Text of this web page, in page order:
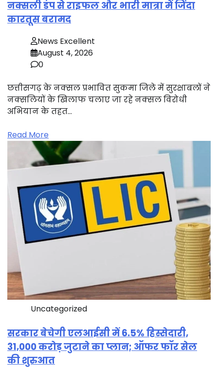
नक्सली डंप से राइफल और भारी मात्रा में जिंदा
कारतूस बरामद
News Excellent
August 4, 2026
0
छत्तीसगढ़ के नक्सल प्रभावित सुकमा जिले में सुरक्षाबलों ने
नक्सलियों के खिलाफ चलाए जा रहे नक्सल विरोधी
अभियान के तहत…
Read More
Uncategorized
सरकार बेचेगी एलआईसी में 6.5% हिस्सेदारी,
31,000 करोड़ जुटाने का प्लान; ऑफर फॉर सेल
की शुरुआत